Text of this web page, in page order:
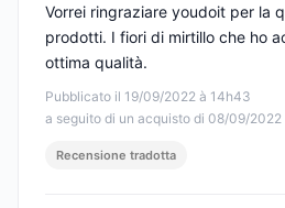
Pubblicato il 19/09/2022 à 14h43
a seguito di un acquisto di 08/09/2022
Vorrei ringraziare youdoit per la
prodotti. I fiori di mirtillo che ho
ottima qualità.
Recensione tradotta